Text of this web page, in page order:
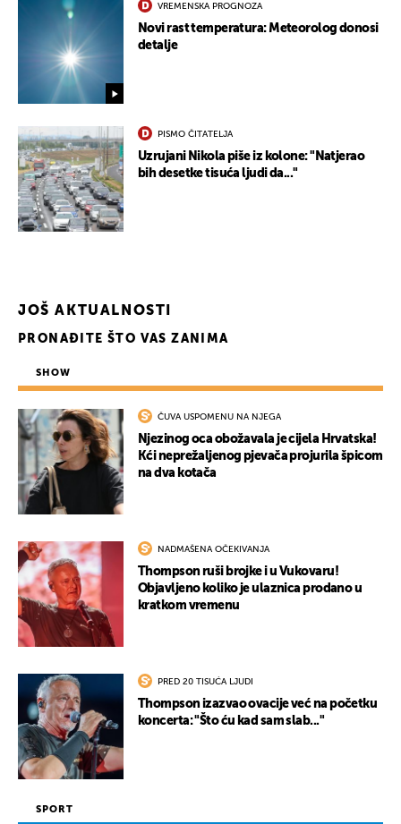
VREMENSKA PROGNOZA
Novi rast temperatura: Meteorolog donosi
detalje
PISMO ČITATELJA
Uzrujani Nikola piše iz kolone: "Natjerao
bih desetke tisuća ljudi da..."
JOŠ AKTUALNOSTI
PRONAĐITE ŠTO VAS ZANIMA
SHOW
ČUVA USPOMENU NA NJEGA
Njezinog oca obožavala je cijela Hrvatska!
Kći neprežaljenog pjevača projurila špicom
na dva kotača
NADMAŠENA OČEKIVANJA
Thompson ruši brojke i u Vukovaru!
Objavljeno koliko je ulaznica prodano u
kratkom vremenu
PRED 20 TISUĆA LJUDI
Thompson izazvao ovacije već na početku
koncerta: "Što ću kad sam slab..."
SPORT